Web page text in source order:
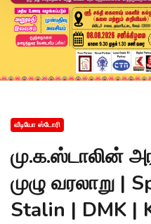
வீடியோ ஸ்டோரி
மு.க.ஸ்டாலின்
முழு வரலாறு |
Stalin | DMK |